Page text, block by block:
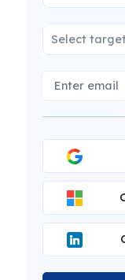
Select